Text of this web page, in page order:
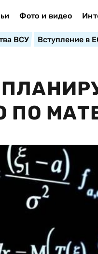
Фото и видео
ВСУ Вступление в
ПО